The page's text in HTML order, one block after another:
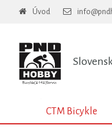
Úvod
CTM Bicykle